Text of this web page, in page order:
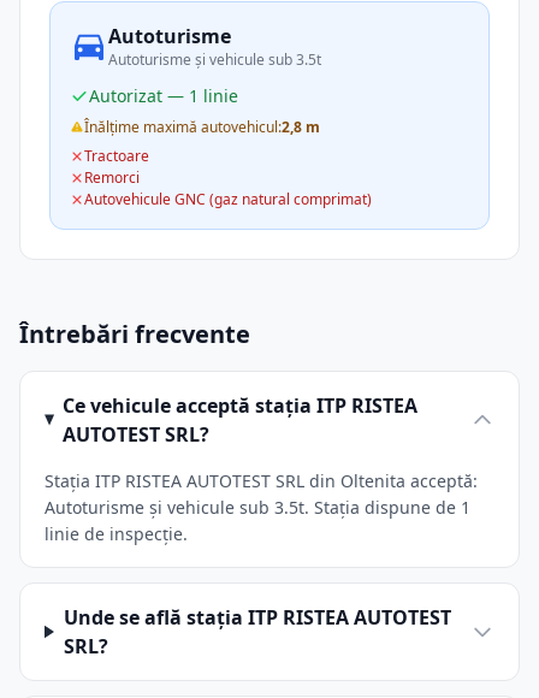
Autoturisme
Autoturisme și vehicule sub 3.5t
Autorizat — 1 linie
Înălțime maximă autovehicul:2,8 m
Tractoare
Remorci
Autovehicule GNC (gaz natural comprimat)
Întrebări frecvente
Ce vehicule acceptă stația ITP RISTEA
AUTOTEST SRL?
Stația ITP RISTEA AUTOTEST SRL din Oltenita acceptă:
Autoturisme și vehicule sub 3.5t. Stația dispune de 1
linie de inspecție.
Unde se află stația ITP RISTEA AUTOTEST
SRL?